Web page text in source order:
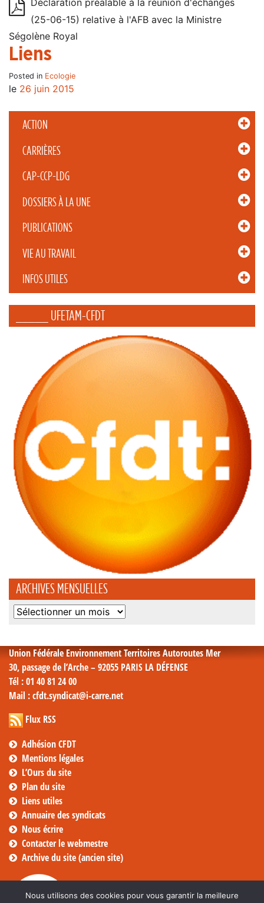
ACTION
CARRIÈRES
CAP-CCP-LDG
DOSSIERS À LA UNE
PUBLICATIONS
VIE AU TRAVAIL
INFOS UTILES
_____ UFETAM-CFDT
ARCHIVES MENSUELLES
Archives
Déclaration préalable à la réunion d'échanges
(25-06-15) relative à l'AFB avec la Ministre
Ségolène Royal
Liens
Posted in Ecologie
le 26 juin 2015
Union Fédérale Environnement Territoires Autoroutes Mer
30, passage de l’Arche – 92055 PARIS LA DÉFENSE
Tél : 01 40 81 24 00
Mail : cfdt.syndicat@i-carre.net
Flux RSS
Adhésion CFDT
Mentions légales
L’Ours du site
Plan du site
Liens utiles
Annuaire des syndicats
Nous écrire
Contacter le webmestre
Archive du site (ancien site)
Nous utilisons des cookies pour vous garantir la meilleure